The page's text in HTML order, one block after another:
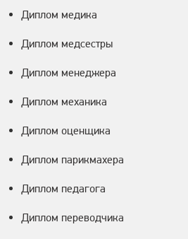
Диплом медика
Диплом медсестры
Диплом менеджера
Диплом механика
Диплом оценщика
Диплом парикмахера
Диплом педагога
Диплом переводчика